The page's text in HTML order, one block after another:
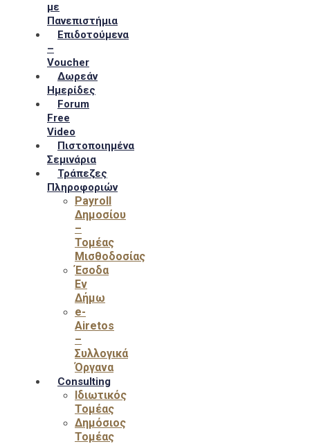
με
Πανεπιστήμια
Επιδοτούμενα
–
Voucher
Δωρεάν
Ημερίδες
Forum
Free
Video
Πιστοποιημένα
Σεμινάρια
Τράπεζες
Πληροφοριών
Payroll
Δημοσίου
–
Τομέας
Μισθοδοσίας
Έσοδα
Εν
Δήμω
e-
Airetos
–
Συλλογικά
Όργανα
Consulting
Ιδιωτικός
Τομέας
Δημόσιος
Τομέας